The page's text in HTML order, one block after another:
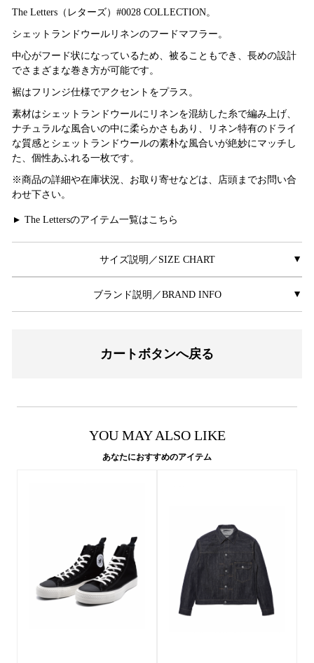
The Letters（レターズ）#0028 COLLECTION。
シェットランドウールリネンのフードマフラー。
中心がフード状になっているため、被ることもでき、長めの設計
でさまざまな巻き方が可能です。
裾はフリンジ仕様でアクセントをプラス。
素材はシェットランドウールにリネンを混紡した糸で編み上げ、
ナチュラルな風合いの中に柔らかさもあり、リネン特有のドライ
な質感とシェットランドウールの素朴な風合いが絶妙にマッチし
た、個性あふれる一枚です。
※商品の詳細や在庫状況、お取り寄せなどは、店頭までお問い合
わせ下さい。
▲ The Lettersのアイテム一覧はこちら
サイズ説明／SIZE CHART ▲
ブランド説明／BRAND INFO ▲
カートボタンへ戻る
YOU MAY ALSO LIKE
あなたにおすすめのアイテム